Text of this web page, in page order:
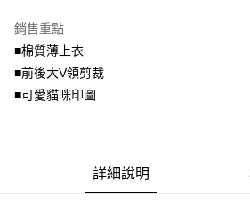
流程，驗證手機門號後，選擇欲分期的期數、繳
成交易。
3.實際核准額度、可分期數及費用金額請依後續
4.訂單成立30分鐘內，如未前往確認交易或遇審
法說明評估內容。
2.透過簡訊連結打開帳單後，可選擇「超商條碼
帳／街口支付／iPASS MONEY」等通路繳費。
【關於「AFTEE先享後付」】
AFTEE先享後付是「在收到商品之後才付款」的
便利好安心！
１．簡單：不需註冊會員、不需綁卡、不需儲值。
２．便利：只要手機號碼，簡訊認證，即可結帳。
結帳頁面，進行簡訊認證並確認金額後，即可完
ATM付款
付款後全家取貨
每筆NT$70，滿NT$699(含以上)免運費
銷售重點
■棉質薄上衣
■前後大V領剪裁
■可愛貓咪印圖
詳細說明